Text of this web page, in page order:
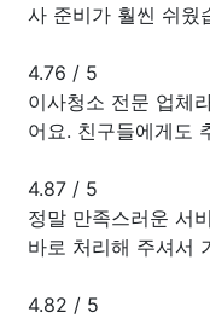
사 준비가 훨씬 쉬웠
4.76 / 5
이사청소 전문 업체
어요. 친구들에게도
4.87 / 5
정말 만족스러운 서
바로 처리해 주셔서
4.82 / 5